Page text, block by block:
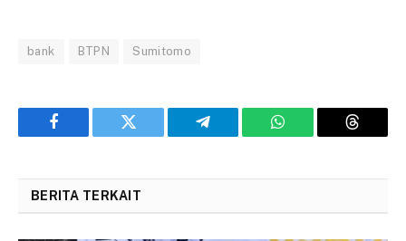
bank BTPN Sumitomo
Facebook Twitter Telegram WhatsApp Threads
BERITA TERKAIT